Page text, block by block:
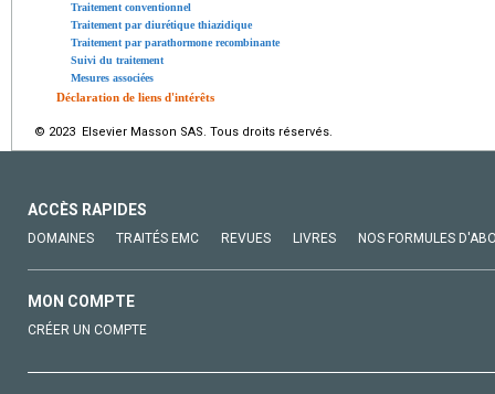
Traitement conventionnel
Traitement par diurétique thiazidique
Traitement par parathormone recombinante
Suivi du traitement
Mesures associées
Déclaration de liens d'intérêts
© 2023 Elsevier Masson SAS. Tous droits réservés.
ACCÈS RAPIDES
DOMAINES TRAITÉS EMC REVUES LIVRES NOS FORMULES
MON COMPTE
CRÉER UN COMPTE